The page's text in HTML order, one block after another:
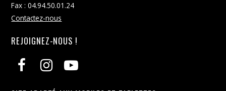
Fax : 04.94.50.01.24
Contactez-nous
REJOIGNEZ-NOUS !